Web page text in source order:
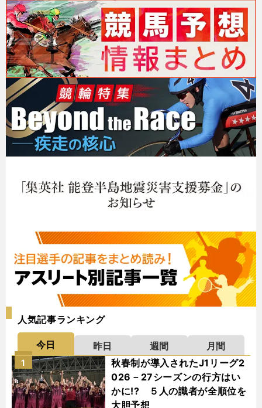
人気記事ランキング
今日 昨日 週間
月間
秋春制が導入されたJ1リーグ2
026－27シーズンの行方はい
かに!? ５人の識者が全順位を
大胆予想
1